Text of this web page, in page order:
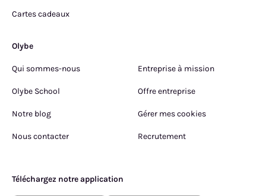
Cartes cadeaux
Olybe
Qui sommes-nous Entreprise à mission
Olybe School Offre entreprise
Notre blog Gérer mes cookies
Nous contacter Recrutement
Téléchargez notre application